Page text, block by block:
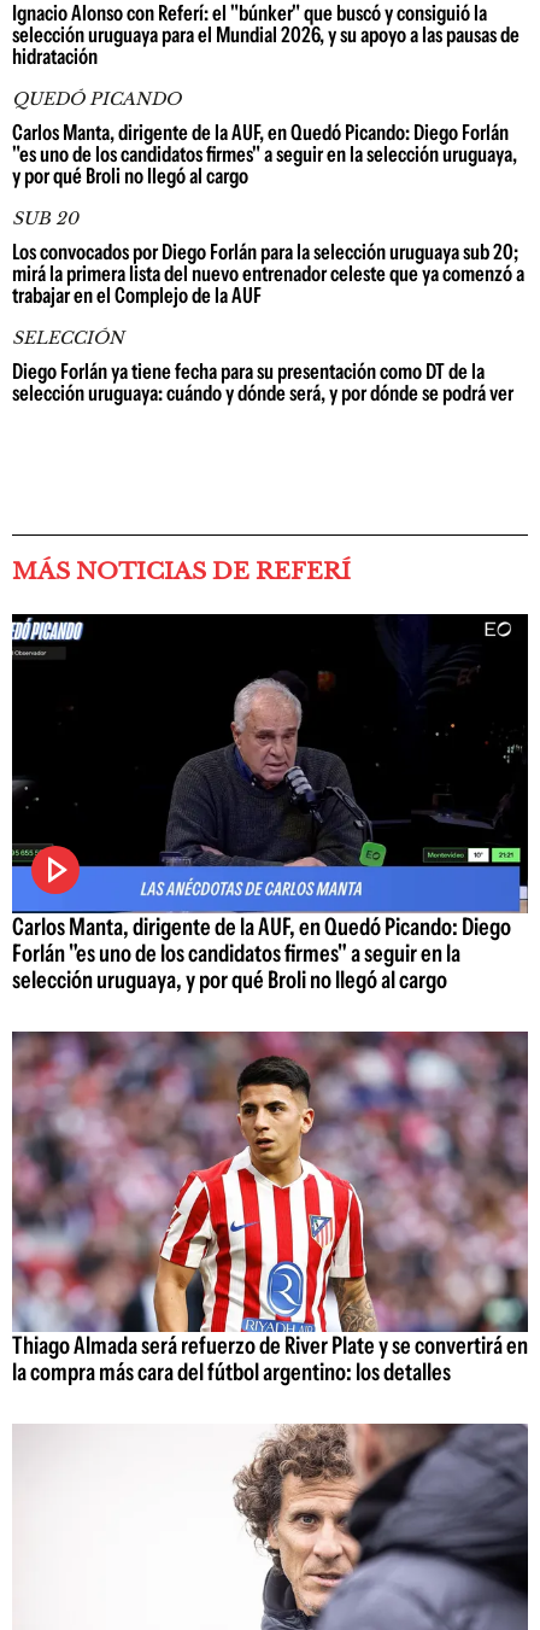
Ignacio Alonso con Referí: el "búnker" que buscó y consiguió la
selección uruguaya para el Mundial 2026, y su apoyo a las pausas de
hidratación
QUEDÓ PICANDO
Carlos Manta, dirigente de la AUF, en Quedó Picando: Diego Forlán
"es uno de los candidatos firmes" a seguir en la selección uruguaya,
y por qué Broli no llegó al cargo
SUB 20
Los convocados por Diego Forlán para la selección uruguaya sub 20;
mirá la primera lista del nuevo entrenador celeste que ya comenzó a
trabajar en el Complejo de la AUF
SELECCIÓN
Diego Forlán ya tiene fecha para su presentación como DT de la
selección uruguaya: cuándo y dónde será, y por dónde se podrá ver
MÁS NOTICIAS DE REFERÍ
Carlos Manta, dirigente de la AUF, en Quedó Picando: Diego
Forlán "es uno de los candidatos firmes" a seguir en la
selección uruguaya, y por qué Broli no llegó al cargo
Thiago Almada será refuerzo de River Plate y se convertirá en
la compra más cara del fútbol argentino: los detalles